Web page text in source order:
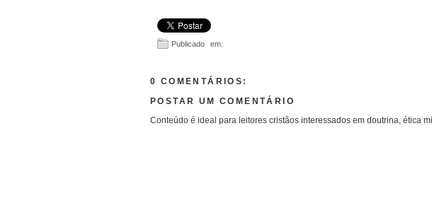
Publicado em:
0 COMENTÁRIOS:
POSTAR UM COMENTÁRIO
Conteúdo é ideal para leitores cristãos interessados em doutrina, ética